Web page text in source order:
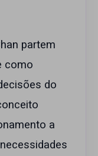
partem
como
do
a